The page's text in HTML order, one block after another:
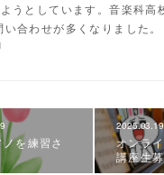
うとしています。音楽科高
い合わせが多くなりました
を練習さ
オンラ
講座生